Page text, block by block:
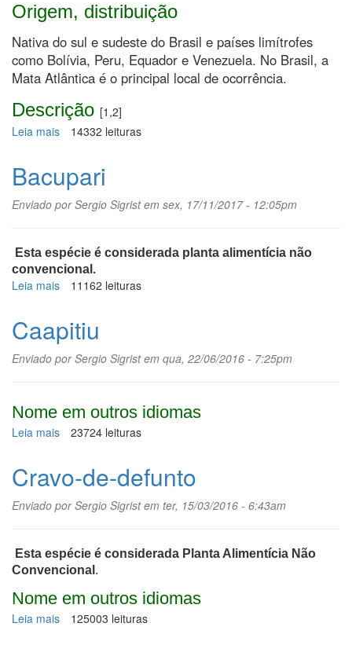
Origem, distribuição
Nativa do sul e sudeste do Brasil e países limítrofes
como Bolívia, Peru, Equador e Venezuela. No Brasil, a
Mata Atlântica é o principal local de ocorrência.
Descrição [1,2]
Leia mais sobre
14332 leituras
Bacupari
Enviado porSergio Sigristem sex, 17/11/2017 - 12:05pm
Esta espécie é considerada planta alimentícia não
convencional.
Leia mais sobre
11162 leituras
Caapitiu
Enviado porSergio Sigristem qua, 22/06/2016 - 7:25pm
Nome em outros idiomas
Leia mais sobre
23724 leituras
Cravo-de-defunto
Enviado porSergio Sigristem ter, 15/03/2016 - 6:43am
Esta espécie é considerada Planta Alimentícia Não
Convencional .
Nome em outros idiomas
Leia mais sobre
125003 leituras